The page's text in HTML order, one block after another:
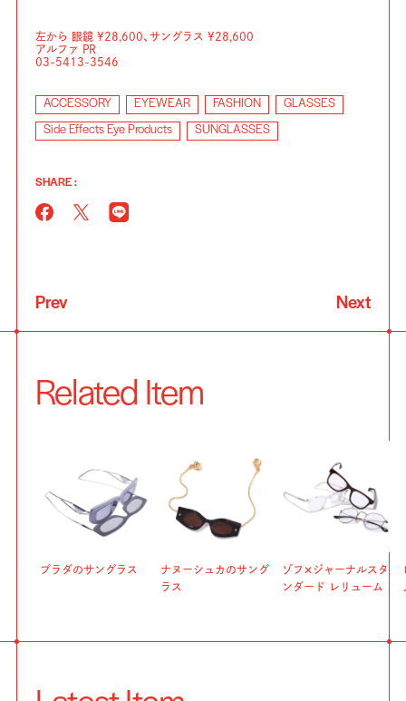
左から 眼鏡 ¥28,600、サングラス ¥28,600
アルファ PR
03-5413-3546
ACCESSORY EYEWEAR FASHION
GLASSES
Side Effects Eye Products
SUNGLASSES
SHARE :
Prev Next
Related Item
プラダのサングラス
ナヌーシュカのサング
ラス
ゾフ✕ジャーナルスタ
ンダード レリューム